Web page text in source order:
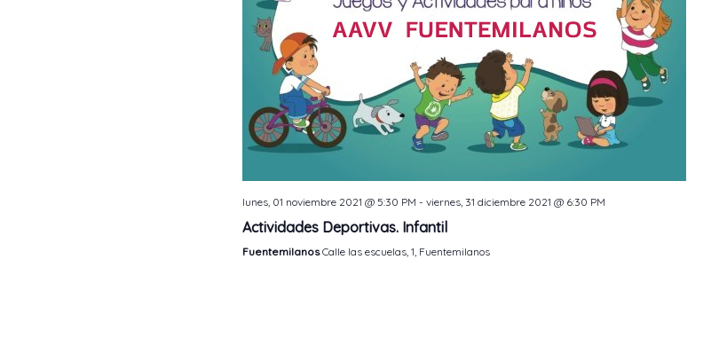
lunes, 01 noviembre 2021 @ 5:30 PM -viernes, 31 diciembre 2021 @ 6:30 PM
Actividades Deportivas. Infantil
FuentemilanosCalle las escuelas, 1, Fuentemilanos